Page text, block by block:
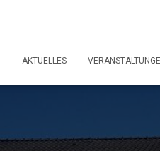
AKTUELLES